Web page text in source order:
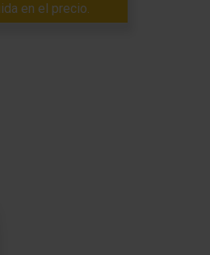
en el precio.